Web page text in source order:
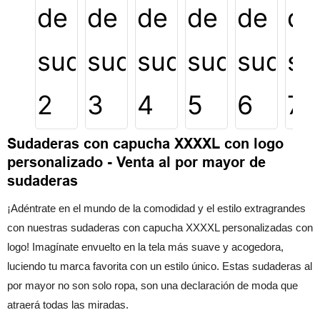
Sudaderas con capucha XXXXL con logo
personalizado - Venta al por mayor de
sudaderas
¡Adéntrate en el mundo de la comodidad y el estilo extragrandes
con nuestras sudaderas con capucha XXXXL personalizadas con
logo! Imagínate envuelto en la tela más suave y acogedora,
luciendo tu marca favorita con un estilo único. Estas sudaderas al
por mayor no son solo ropa, son una declaración de moda que
atraerá todas las miradas.